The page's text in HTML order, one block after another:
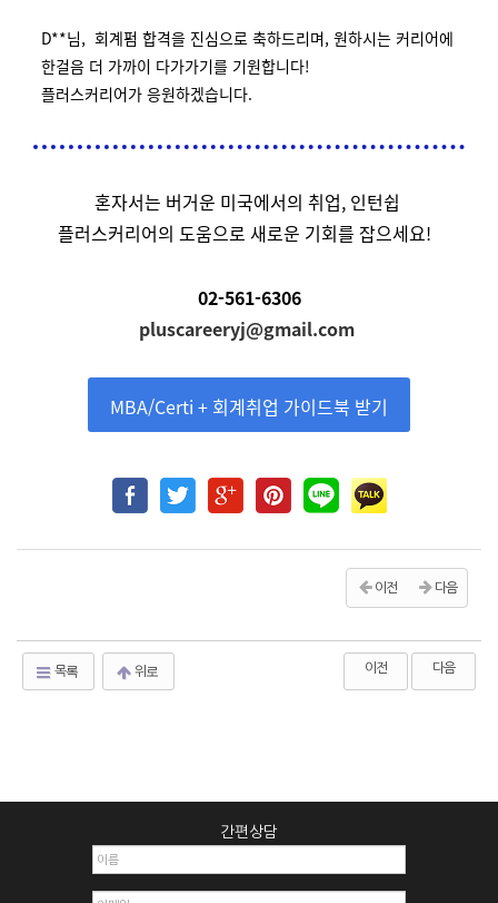
D**님, 회계펌 합격을 진심으로 축하드리며, 원하시는 커리어에
한걸음 더 가까이 다가가기를 기원합니다!
플러스커리어가 응원하겠습니다.
혼자서는 버거운 미국에서의 취업, 인턴쉽
플러스커리어의 도움으로 새로운 기회를 잡으세요!
02-561-6306
pluscareeryj@gmail.com
MBA/Certi + 회계취업 가이드북 받기
이전 다음
목록 위로 이전 다음
간편상담